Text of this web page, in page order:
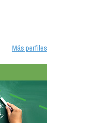
Más perfiles